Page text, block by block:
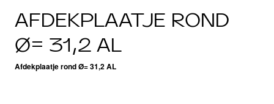
AFDEKPLAATJE ROND
Ø= 31,2 AL
Afdekplaatje rond Ø= 31,2 AL